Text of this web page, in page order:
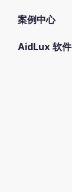
案例中心
AidLux 软件